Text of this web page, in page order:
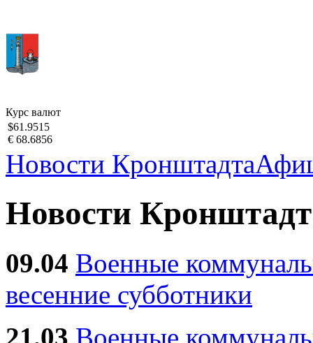
Курс валют
$61.9515
€ 68.6856
Новости Кронштадта
Новости
09.04 Военные
весенние субботники
21.03 Военные